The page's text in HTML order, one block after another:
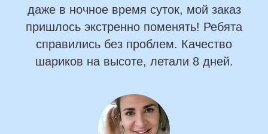
даже в ночное время суток, мой заказ
пришлось экстренно поменять! Ребята
справились без проблем. Качество
шариков на высоте, летали 8 дней.